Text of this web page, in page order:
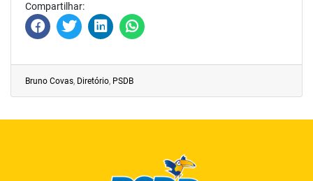
Compartilhar:
Bruno Covas, Diretório, PSDB